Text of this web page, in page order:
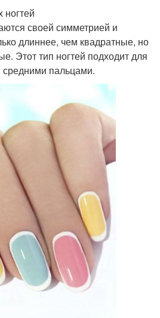
своей симметрией и
длиннее, чем квадратные, но
Этот тип ногтей подходит для
пальцами.